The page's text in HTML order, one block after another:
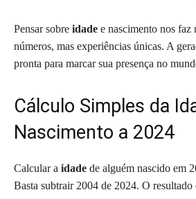
Pensar sobre idade e nascimento nos faz
números, mas experiências únicas. A
pronta para marcar sua presença no
Cálculo Simples da
Nascimento a 2024
Calcular a idade de alguém nascido em
Basta subtrair 2004 de 2024. O resultado